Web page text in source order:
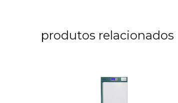
produtos relacionados